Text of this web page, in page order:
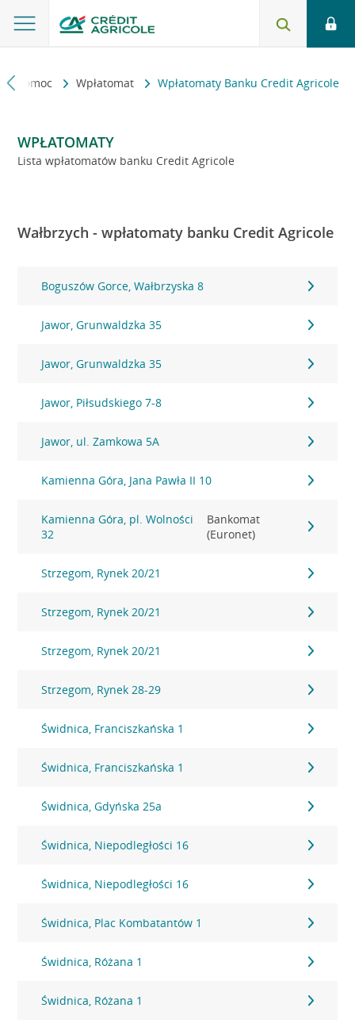
i pomoc Wpłatomat Wpłatomaty Banku Credit Agricole
WPŁATOMATY
Lista wpłatomatów banku Credit Agricole
Wałbrzych - wpłatomaty banku Credit Agricole
Boguszów Gorce, Wałbrzyska 8
Jawor, Grunwaldzka 35
Jawor, Grunwaldzka 35
Jawor, Piłsudskiego 7-8
Jawor, ul. Zamkowa 5A
Kamienna Góra, Jana Pawła II 10
Kamienna Góra, pl. Wolności
32
Bankomat
(Euronet)
Strzegom, Rynek 20/21
Strzegom, Rynek 20/21
Strzegom, Rynek 20/21
Strzegom, Rynek 28-29
Świdnica, Franciszkańska 1
Świdnica, Franciszkańska 1
Świdnica, Gdyńska 25a
Świdnica, Niepodległości 16
Świdnica, Niepodległości 16
Świdnica, Plac Kombatantów 1
Świdnica, Różana 1
Świdnica, Różana 1